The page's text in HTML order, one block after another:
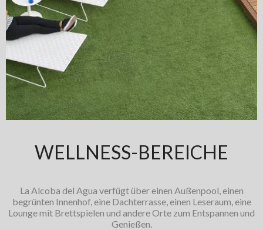
WELLNESS-BEREICHE
La Alcoba del Agua verfügt über einen Außenpool, einen
begrünten Innenhof, eine Dachterrasse, einen Leseraum, eine
Lounge mit Brettspielen und andere Orte zum Entspannen und
Genießen.